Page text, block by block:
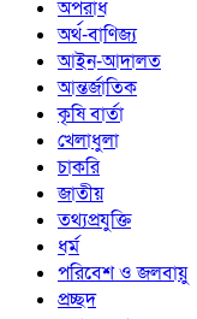
অপরাধ
অর্থ-বাণিজ্য
আইন-আদালত
আন্তর্জাতিক
কৃষি বার্তা
খেলাধুলা
চাকরি
জাতীয়
তথ্যপ্রযুক্তি
ধর্ম
পরিবেশ ও জলবায়ু
প্রচ্ছদ